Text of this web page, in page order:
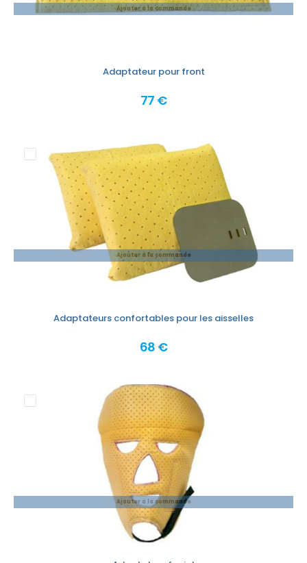
Ajouter à la commande
Adaptateur pour front
77 €
Ajouter à la commande
Adaptateurs confortables pour les aisselles
68 €
Ajouter à la commande